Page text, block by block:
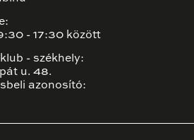
- 17:30 között
- székhely:
u. 48.
azonosító: